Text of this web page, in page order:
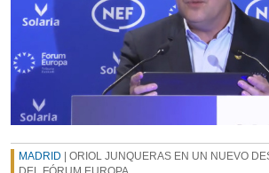
MADRID | ORIOL JUNQUERAS EN UN NUEVO